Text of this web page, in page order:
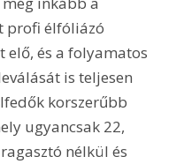
profi élfóliázó
elő, és a folyamatos
is teljesen
korszerűbb
ugyancsak 22,
nélkül és